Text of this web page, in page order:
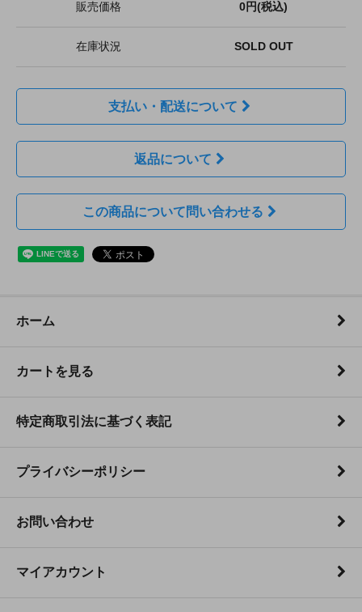
販売価格 0円(税込)
在庫状況 SOLD OUT
支払い・配送について
返品について
この商品について問い合わせる
ホーム
カートを見る
特定商取引法に基づく表記
プライバシーポリシー
お問い合わせ
マイアカウント